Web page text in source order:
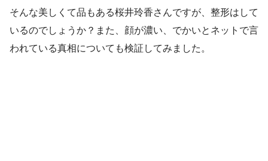
そんな美しくて品もある桜井玲香さんですが、整形はして
いるのでしょうか？また、顔が濃い、でかいとネットで言
われている真相についても検証してみました。